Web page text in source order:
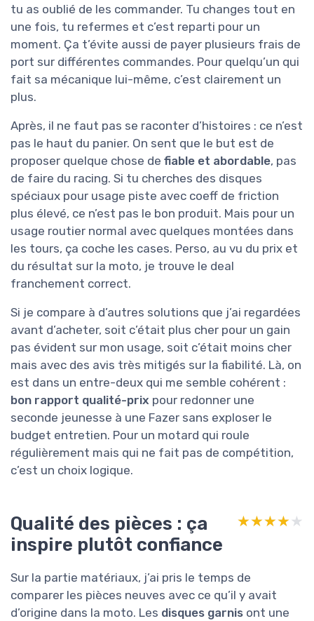
tu as oublié de les commander. Tu changes tout en
une fois, tu refermes et c’est reparti pour un
moment. Ça t’évite aussi de payer plusieurs frais de
port sur différentes commandes. Pour quelqu’un qui
fait sa mécanique lui-même, c’est clairement un
plus.
Après, il ne faut pas se raconter d’histoires : ce n’est
pas le haut du panier. On sent que le but est de
proposer quelque chose de fiable et abordable, pas
de faire du racing. Si tu cherches des disques
spéciaux pour usage piste avec coeff de friction
plus élevé, ce n’est pas le bon produit. Mais pour un
usage routier normal avec quelques montées dans
les tours, ça coche les cases. Perso, au vu du prix et
du résultat sur la moto, je trouve le deal
franchement correct.
Si je compare à d’autres solutions que j’ai regardées
avant d’acheter, soit c’était plus cher pour un gain
pas évident sur mon usage, soit c’était moins cher
mais avec des avis très mitigés sur la fiabilité. Là, on
est dans un entre-deux qui me semble cohérent :
bon rapport qualité-prix pour redonner une
seconde jeunesse à une Fazer sans exploser le
budget entretien. Pour un motard qui roule
régulièrement mais qui ne fait pas de compétition,
c’est un choix logique.
Qualité des pièces : ça
inspire plutôt confiance
★★★★★
★★★★★
Sur la partie matériaux, j’ai pris le temps de
comparer les pièces neuves avec ce qu’il y avait
d’origine dans la moto. Les disques garnis ont une